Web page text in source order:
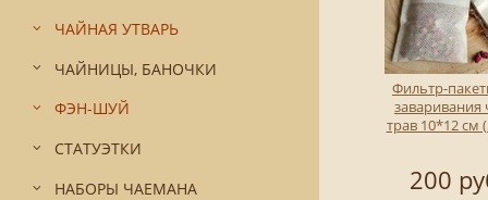
ЧАЙНАЯ УТВАРЬ
ЧАЙНИЦЫ, БАНОЧКИ
ФЭН-ШУЙ
СТАТУЭТКИ
НАБОРЫ ЧАЕМАНА
Фильтр-
заваривания
трав 10*12 см
200